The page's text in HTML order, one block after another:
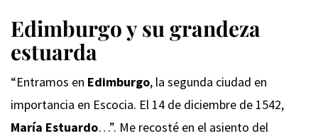
Edimburgo y su grandeza
estuarda
“Entramos en Edimburgo, la segunda ciudad en
importancia en Escocia. El 14 de diciembre de 1542,
María Estuardo…”. Me recosté en el asiento del